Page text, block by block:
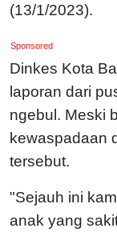
(13/1/2023).
Sponsored
Dinkes Kota
laporan dari
ngebul. Meski
kewaspadaan
tersebut.
"Sejauh ini
anak yang